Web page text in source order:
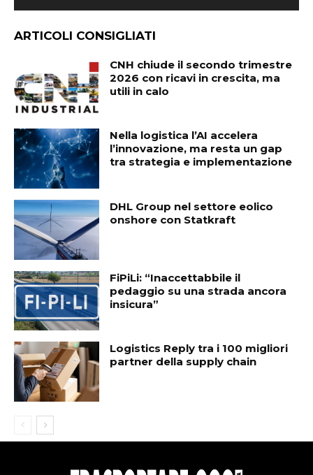
ARTICOLI CONSIGLIATI
CNH chiude il secondo trimestre
2026 con ricavi in crescita, ma
utili in calo
Nella logistica l’AI accelera
l’innovazione, ma resta un gap
tra strategia e implementazione
DHL Group nel settore eolico
onshore con Statkraft
FiPiLi: “Inaccettabbile il
pedaggio su una strada ancora
insicura”
Logistics Reply tra i 100 migliori
partner della supply chain